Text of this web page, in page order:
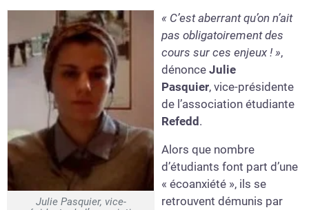
Julie Pasquier, vice-
« C’est aberrant qu’on n’ait
pas obligatoirement des
cours sur ces enjeux ! »,
dénonce Julie
Pasquier, vice-présidente
de l’association étudiante
Refedd.
Alors que nombre
d’étudiants font part d’une
« écoanxiété », ils se
retrouvent démunis par